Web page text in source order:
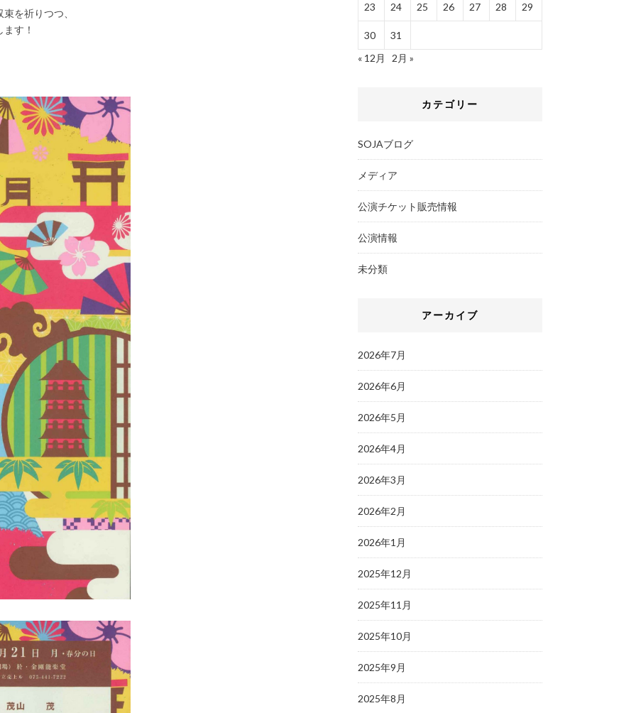
を祈りつつ、
す！
23 24 25 26 27 28 29
30
31
« 12月
2月 »
カテゴリー
SOJAブログ
メディア
公演チケット販売情報
公演情報
未分類
アーカイブ
2026年7月
2026年6月
2026年5月
2026年4月
2026年3月
2026年2月
2026年1月
2025年12月
2025年11月
2025年10月
2025年9月
2025年8月